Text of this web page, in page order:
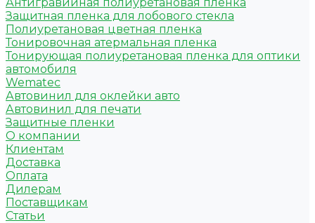
Защитная пленка для лобового стекла
Полиуретановая цветная пленка
Тонировочная атермальная пленка
Тонирующая полиуретановая пленка для оптики
автомобиля
Wematec
Автовинил для оклейки авто
Автовинил для печати
Защитные пленки
О компании
Клиентам
Доставка
Оплата
Дилерам
Поставщикам
Статьи